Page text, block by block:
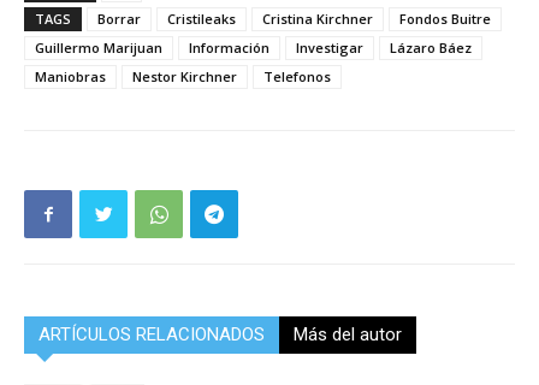
TAGS
Borrar Cristileaks Cristina Kirchner
Fondos Buitre
Guillermo Marijuan
Información Investigar
Lázaro Báez
Maniobras
Nestor Kirchner Telefonos
ARTÍCULOS RELACIONADOS Más del autor